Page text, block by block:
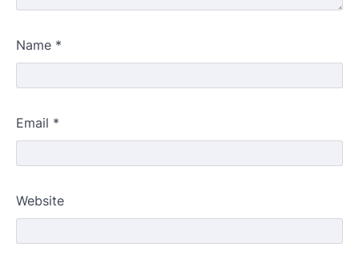
Name *
Email *
Website